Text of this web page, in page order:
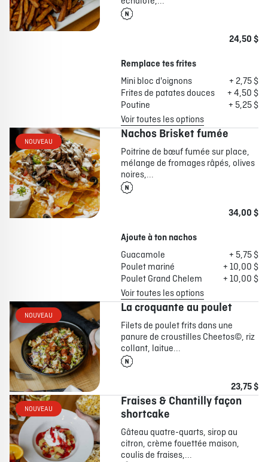
24,50 $
Remplace tes frites
Mini bloc d'oignons
+ 2,75 $
Frites de patates douces
+ 4,50 $
Poutine
+ 5,25 $
Voir toutes les options
NOUVEAU
Nachos Brisket fumée
Poitrine de bœuf fumée sur place,
mélange de fromages râpés, olives
noires,...
34,00 $
Ajoute à ton nachos
Guacamole
+ 5,75 $
Poulet mariné
+ 10,00 $
Poulet Grand Chelem
+ 10,00 $
Voir toutes les options
NOUVEAU
La croquante au poulet
Filets de poulet frits dans une
panure de croustilles Cheetos©, riz
collant, laitue...
23,75 $
NOUVEAU
Fraises & Chantilly façon
shortcake
Gâteau quatre-quarts, sirop au
citron, crème fouettée maison,
coulis de fraises,...